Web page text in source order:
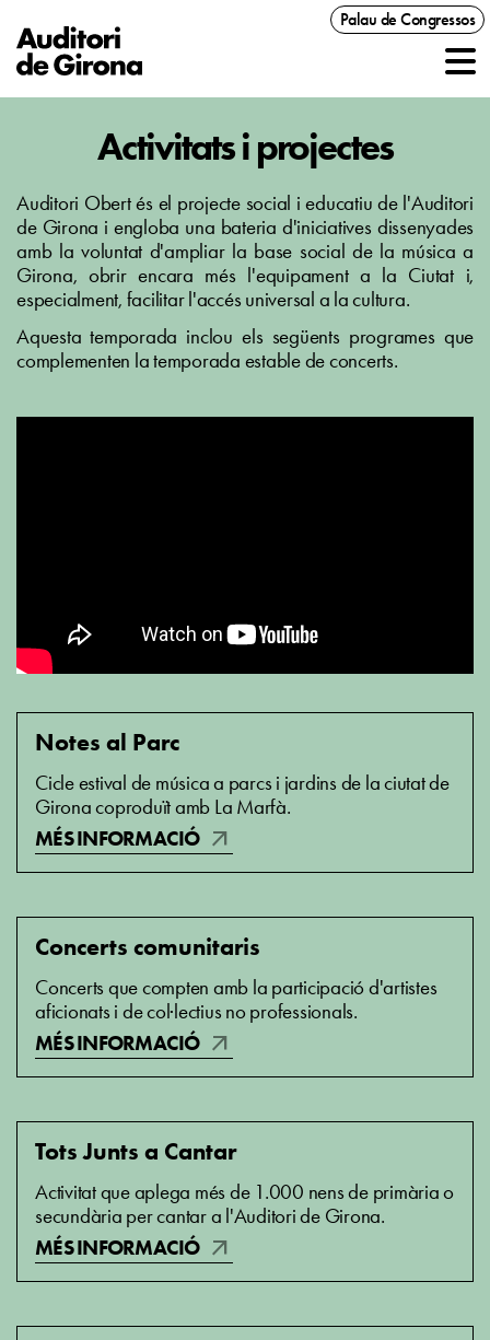
Palau de Congressos
Activitats i projectes
Auditori Obert és el projecte social i educatiu de l'Auditori
de Girona i engloba una bateria d'iniciatives dissenyades
amb la voluntat d'ampliar la base social de la música a
Girona, obrir encara més l'equipament a la Ciutat i,
especialment, facilitar l'accés universal a la cultura.
Aquesta temporada inclou els següents programes que
complementen la temporada estable de concerts.
Notes al Parc
Cicle estival de música a parcs i jardins de la ciutat de
Girona coproduït amb La Marfà.
MÉS INFORMACIÓ arrow_outward
Concerts comunitaris
Concerts que compten amb la participació d'artistes
aficionats i de col·lectius no professionals.
MÉS INFORMACIÓ arrow_outward
Tots Junts a Cantar
Activitat que aplega més de 1.000 nens de primària o
secundària per cantar a l'Auditori de Girona.
MÉS INFORMACIÓ arrow_outward